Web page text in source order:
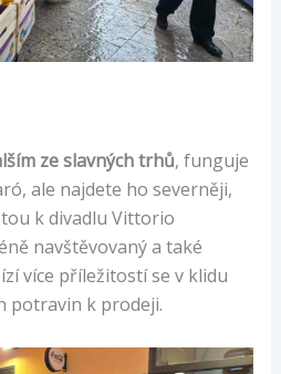
ze slavných trhů, funguje
ale najdete ho severněji,
k divadlu Vittorio
navštěvovaný a také
více příležitostí se v klidu
potravin k prodeji.